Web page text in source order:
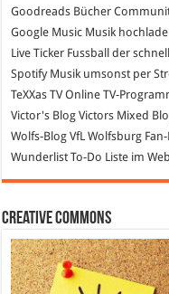
Goodreads Bücher
Google Music Musik
Live Ticker Fussball
der
SpotifyMusik umsonst per
TeXXas TVOnline TV-
Victor's Blog Victors Mixed
Wolfs-Blog VfL Wolfsburg
Wunderlist To-Do Liste im Web
Creative Commons